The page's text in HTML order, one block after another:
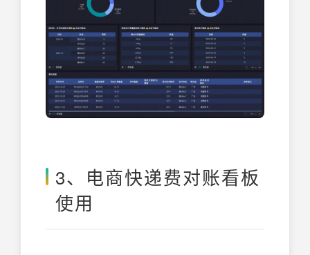
3、电商快递费对账看板
使用